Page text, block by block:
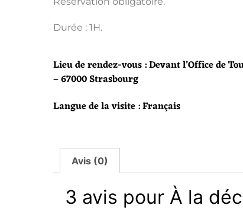
Durée : 1H.
Lieu de rendez-vous : Devant l’Office de
– 67000 Strasbourg
Langue de la visite : Français
Avis (0)
3 avis pour À la